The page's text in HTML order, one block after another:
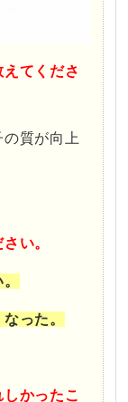
てくださ
質が向上
い。
った。
かったこ